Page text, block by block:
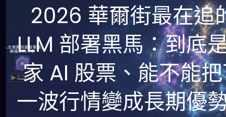
2026 華爾街最在追
LLM 部署黑馬：到底
家 AI 股票、能不能
一波行情變成長期優